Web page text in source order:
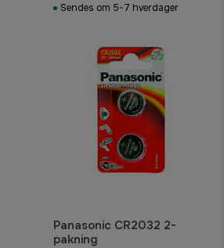
Sendes om 5-7 hverdager
Panasonic CR2032 2-
pakning